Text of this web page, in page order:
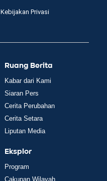
Kebijakan Privasi
Ruang Berita
Kabar dari Kami
Siaran Pers
Cerita Perubahan
Cerita Setara
Liputan Media
Eksplor
Program
Cakupan Wilayah